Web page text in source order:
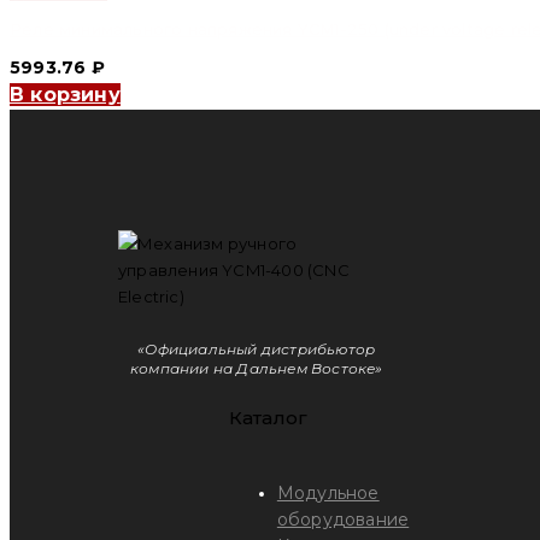
5993.76 ₽
В корзину
«Официальный дистрибьютор
компании на Дальнем Востоке»
Каталог
Модульное
оборудование